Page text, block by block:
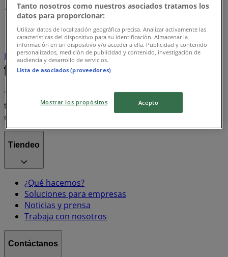
1
Coca Cola
CeraVe Lana Old Navy Cayambe
Netflix
Metronidazol Jacuzzi Ensure
mate
Huawei
Libertad Indurama Carter's
Tiendeo forma parte de Shopfully, la empresa
tecnológica que está reinventando las compras locales
en todo el mundo.
Tiendeo
¿Qué hacemos?
Soluciones para empresas
Noticias y prensa
Trabaja con nosotros
Contáctanos
Tanto nosotros como nuestros asociados tratamos los
datos para proporcionar:
Utilizar datos de localización geográfica precisa. Analizar activamente las
características del dispositivo para su identificación. Almacenar la
información en un dispositivo y/o acceder a ella. Publicidad y contenido
personalizados, medición de publicidad y contenido, investigación de
audiencia y desarrollo de servicios.
Lista de asociados (proveedores)
Mostrar los propósitos Acepto